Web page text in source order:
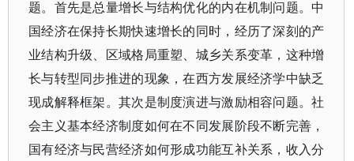
题。首先是总量增长与结构优化的内在机制问题。中
国经济在保持长期快速增长的同时，经历了深刻的产
业结构升级、区域格局重塑、城乡关系变革，这种增
长与转型同步推进的现象，在西方发展经济学中缺乏
现成解释框架。其次是制度演进与激励相容问题。社
会主义基本经济制度如何在不同发展阶段不断完善，
国有经济与民营经济如何形成功能互补关系，收入分